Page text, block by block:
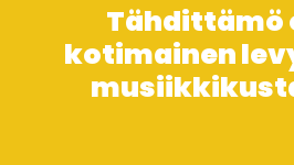
Tähdittämö
kotimainen